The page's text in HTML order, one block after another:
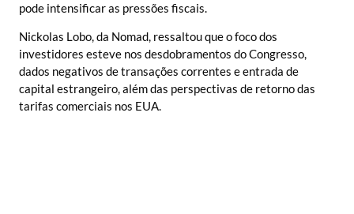
pode intensificar as pressões fiscais.
Nickolas Lobo, da Nomad, ressaltou que o foco dos
investidores esteve nos desdobramentos do Congresso,
dados negativos de transações correntes e entrada de
capital estrangeiro, além das perspectivas de retorno das
tarifas comerciais nos EUA.